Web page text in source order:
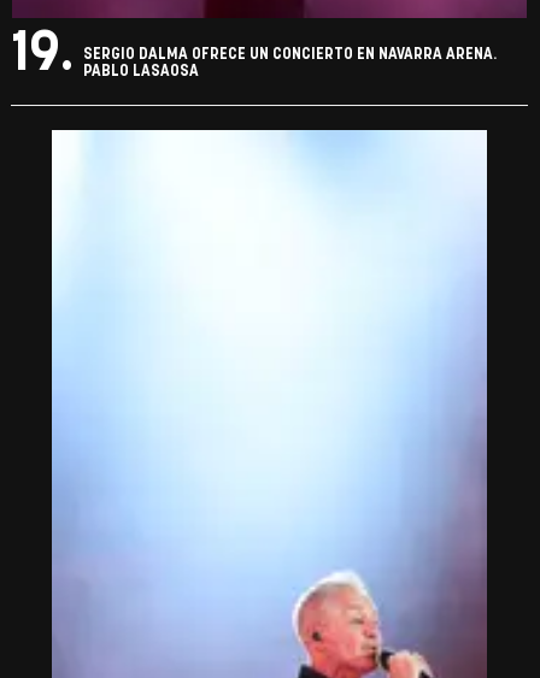
19.
SERGIO DALMA OFRECE UN CONCIERTO EN NAVARRA ARENA.
PABLO LASAOSA